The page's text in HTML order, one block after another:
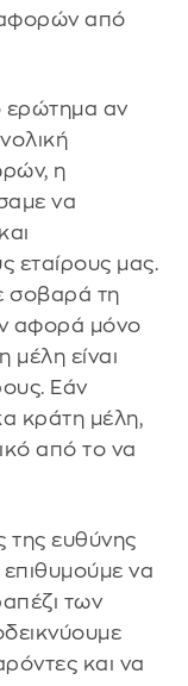
από
ερώτημα αν
η
να
εταίρους μας.
σοβαρά τη
αφορά μόνο
μέλη είναι
Εάν
κράτη μέλη,
από το να
της ευθύνης
επιθυμούμε να
των
και να